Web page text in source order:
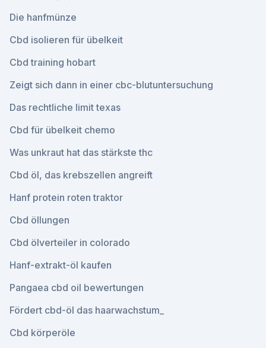
Die hanfmünze
Cbd isolieren für übelkeit
Cbd training hobart
Zeigt sich dann in einer cbc-blutuntersuchung
Das rechtliche limit texas
Cbd für übelkeit chemo
Was unkraut hat das stärkste thc
Cbd öl, das krebszellen angreift
Hanf protein roten traktor
Cbd öllungen
Cbd ölverteiler in colorado
Hanf-extrakt-öl kaufen
Pangaea cbd oil bewertungen
Fördert cbd-öl das haarwachstum_
Cbd körperöle